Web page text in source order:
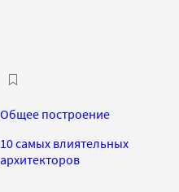
Общее построение
10 самых влиятельных
архитекторов